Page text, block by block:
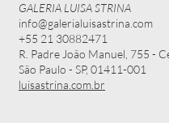
GALERIA LUISA STRINA
info@galerialuisastrina.com
+55 21 30882471
R. Padre João Manuel, 755 -
São Paulo - SP, 01411-001
luisastrina.com.br